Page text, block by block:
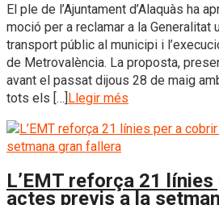
El ple de l’Ajuntament d’Alaquàs ha
moció per a reclamar a la Generalitat
transport públic al municipi i
de Metrovalència. La proposta,
avant el passat dijous 28 de maig
tots els […]Llegir més
L’EMT reforça 21
actes previs a la